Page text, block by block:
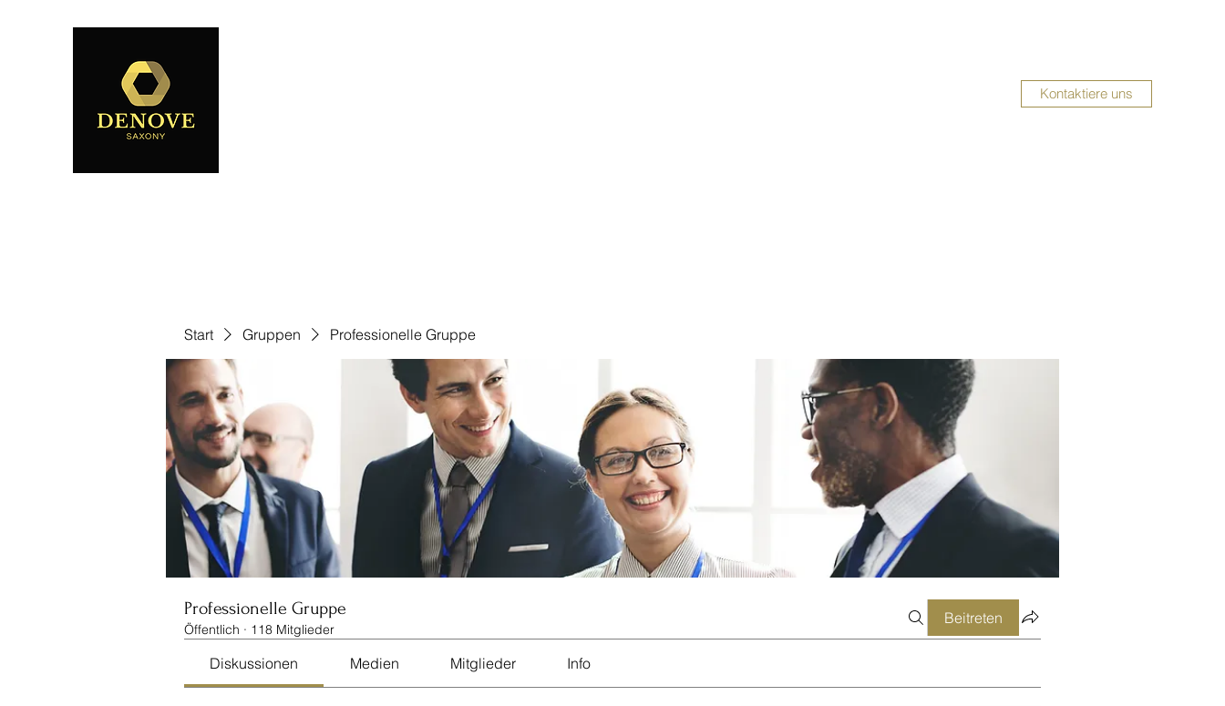
Kontaktiere uns
Start Gruppen Professionelle Gruppe
Professionelle Gruppe
Öffentlich · 118 Mitglieder
Beitreten
Diskussionen Medien Mitglieder Info